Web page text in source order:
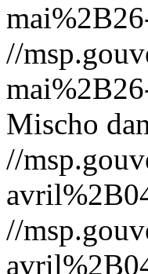
//
Mischo
//
//